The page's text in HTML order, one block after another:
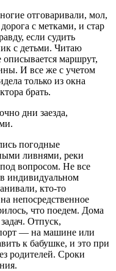
отговаривали, мол,
с метками, и стар
если судить
с детьми. Читаю
описывается маршрут,
И все же с учетом
только из окна
брать.
дни заезда,
погодные
ливнями, реки
вопросом. Не все
индивидуальном
кто-то
непосредственное
что поедем. Дома
Отпуск,
— на машине или
к бабушке, и это при
родителей. Сроки